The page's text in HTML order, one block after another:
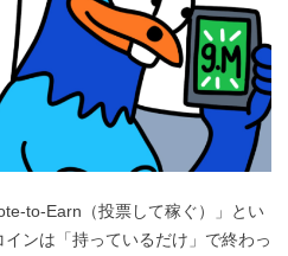
to-Earn（投票して稼ぐ）」とい
ンは「持っているだけ」で終わっ